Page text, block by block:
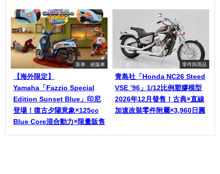
新車．絕版車
【海外限定】
Yamaha「Fazzio Special
Edition Sunset Blue」印尼
登場！復古夕陽意象×125cc
Blue Core混合動力×限量販售
零件與用品
青島社「Honda NC26 Steed
VSE ’96」1/12比例塑膠模型
2026年12月發售！古典×直線
加速改裝零件附屬×3,960日圓